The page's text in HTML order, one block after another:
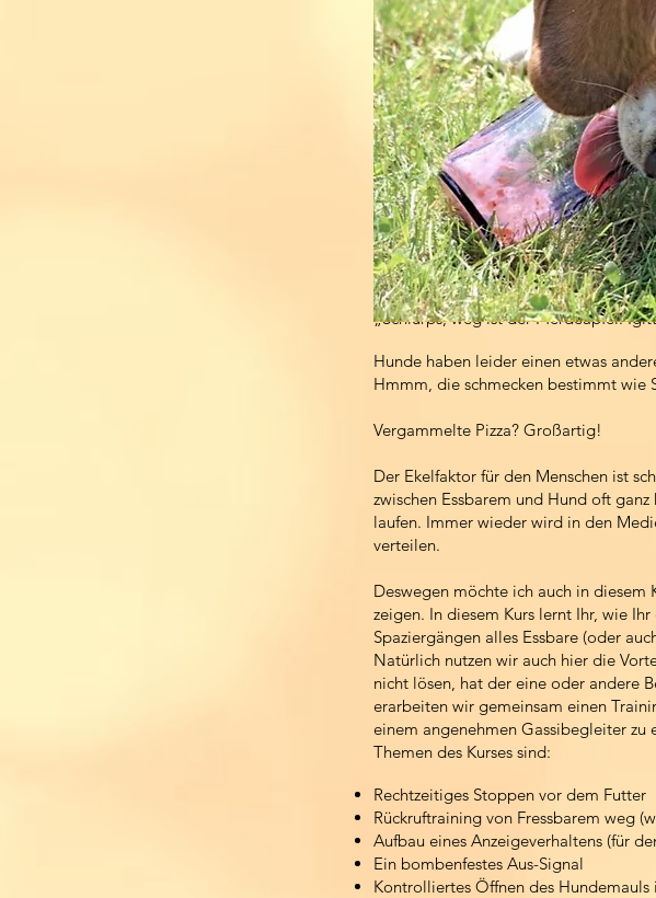
„Schlurps, weg ist der Pferdeapfel.
Hunde haben leider einen etwas
Hmmm, die schmecken bestimmt wie
Vergammelte Pizza? Großartig!
Der Ekelfaktor für den Menschen ist
zwischen Essbarem und Hund oft
laufen. Immer wieder wird in den
verteilen.
Deswegen möchte ich auch in diesem
zeigen. In diesem Kurs lernt Ihr, wie
Spaziergängen alles Essbare (oder
Natürlich nutzen wir auch hier die
nicht lösen, hat der eine oder andere
erarbeiten wir gemeinsam einen
einem angenehmen Gassibegleiter zu
Themen des Kurses sind:
Rechtzeitiges Stoppen vor dem Futter
Rückruftraining von Fressbarem weg
Aufbau eines Anzeigeverhaltens (für
Ein bombenfestes Aus-Signal
Kontrolliertes Öffnen des